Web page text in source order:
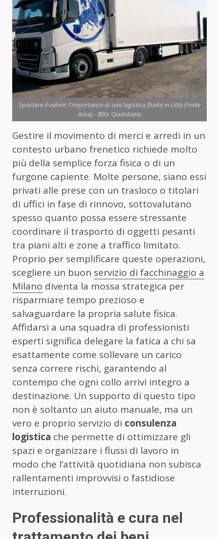
Spostare il valore: l'importanza di una logistica fluida in città (Fonte
Ansa) - Blitz Quotidiano
Gestire il movimento di merci e arredi in un
contesto urbano frenetico richiede molto
più della semplice forza fisica o di un
furgone capiente. Molte persone, siano essi
privati alle prese con un trasloco o titolari
di uffici in fase di rinnovo, sottovalutano
spesso quanto possa essere stressante
coordinare il trasporto di oggetti pesanti
tra piani alti e zone a traffico limitato.
Proprio per semplificare queste operazioni,
scegliere un buon servizio di facchinaggio a
Milano diventa la mossa strategica per
risparmiare tempo prezioso e
salvaguardare la propria salute fisica.
Affidarsi a una squadra di professionisti
esperti significa delegare la fatica a chi sa
esattamente come sollevare un carico
senza correre rischi, garantendo al
contempo che ogni collo arrivi integro a
destinazione. Un supporto di questo tipo
non è soltanto un aiuto manuale, ma un
vero e proprio servizio di consulenza
logistica che permette di ottimizzare gli
spazi e organizzare i flussi di lavoro in
modo che l’attività quotidiana non subisca
rallentamenti improvvisi o fastidiose
interruzioni.
Professionalità e cura nel